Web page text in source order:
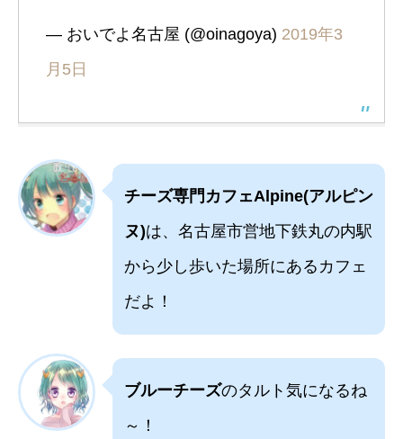
— おいでよ名古屋 (@oinagoya) 2019年3
月5日
チーズ専門カフェAlpine(アルピン
ヌ)は、名古屋市営地下鉄丸の内駅
から少し歩いた場所にあるカフェ
だよ！
ブルーチーズのタルト気になるね
～！